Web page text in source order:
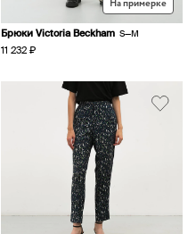
На примерке
Брюки Victoria Beckham S—M
11 232 ₽